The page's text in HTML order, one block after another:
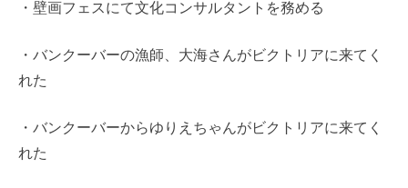
・壁画フェスにて文化コンサルタントを務める
・バンクーバーの漁師、大海さんがビクトリアに来てく
れた
・バンクーバーからゆりえちゃんがビクトリアに来てく
れた